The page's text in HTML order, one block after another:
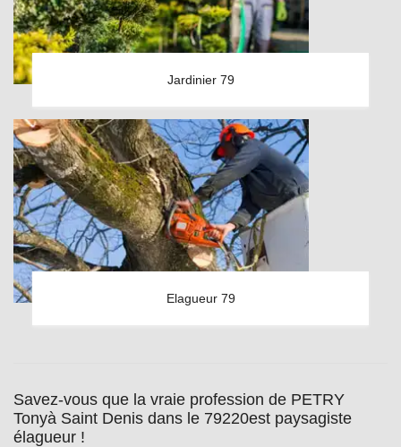
Jardinier 79
Elagueur 79
Savez-vous que la vraie profession de PETRY
Tonyà Saint Denis dans le 79220est paysagiste
élagueur !